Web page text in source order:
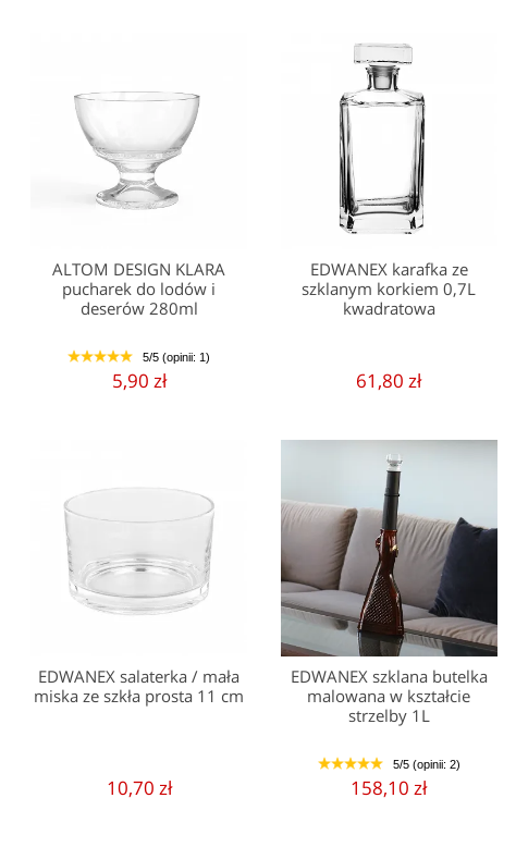
ALTOM DESIGN KLARA
pucharek do lodów i
deserów 280ml
1 2 3 4 5 5/5 (opinii: 1)
5,90 zł
EDWANEX karafka ze
szklanym korkiem 0,7L
kwadratowa
61,80 zł
EDWANEX salaterka / mała
miska ze szkła prosta 11 cm
10,70 zł
EDWANEX szklana butelka
malowana w kształcie
strzelby 1L
1 2 3 4 5 5/5 (opinii: 2)
158,10 zł